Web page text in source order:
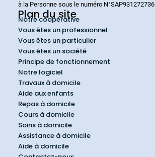
à la Personne sous le numéro N°SAP931272736
Plan du site
Notre coopérative
Vous êtes un professionnel
Vous êtes un particulier
Vous êtes un société
Principe de fonctionnement
Notre logiciel
Travaux à domicile
Aide aux enfants
Repas à domicile
Cours à domicile
Soins à domicile
Assistance à domicile
Aide à domicile